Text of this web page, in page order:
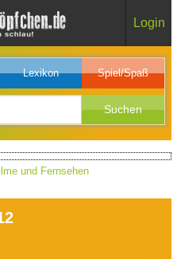
Login
Lexikon Spiel/Spaß
und Fernsehen